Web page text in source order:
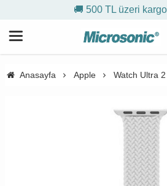
🚚 500 TL üzeri
Anasayfa Apple Watch Ultra 2